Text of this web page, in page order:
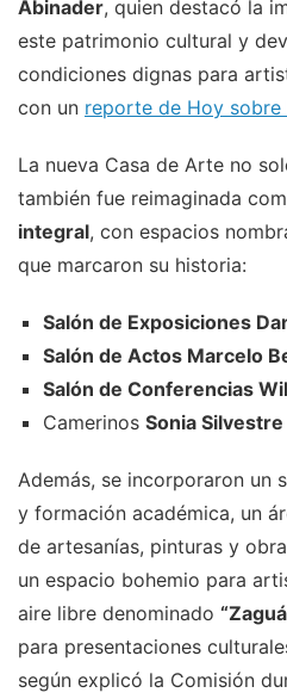
Abinader, quien destacó la
este patrimonio cultural y
condiciones dignas para
con un reporte de Hoy sobre
La nueva Casa de Arte no
también fue reimaginada
integral, con espacios
que marcaron su historia:
Salón de Exposiciones
Salón de Actos Marcelo
Salón de Conferencias
Camerinos Sonia Silvestre
Además, se incorporaron un
y formación académica, un
de artesanías, pinturas y
un espacio bohemio para
aire libre denominado
para presentaciones
según explicó la Comisión